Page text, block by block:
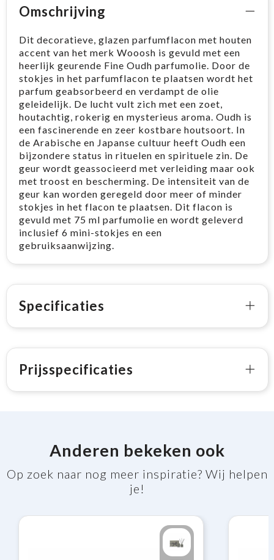
Omschrijving
Dit decoratieve, glazen parfumflacon met houten
accent van het merk Wooosh is gevuld met een
heerlijk geurende Fine Oudh parfumolie. Door de
stokjes in het parfumflacon te plaatsen wordt het
parfum geabsorbeerd en verdampt de olie
geleidelijk. De lucht vult zich met een zoet,
houtachtig, rokerig en mysterieus aroma. Oudh is
een fascinerende en zeer kostbare houtsoort. In
de Arabische en Japanse cultuur heeft Oudh een
bijzondere status in rituelen en spirituele zin. De
geur wordt geassocieerd met verleiding maar ook
met troost en bescherming. De intensiteit van de
geur kan worden geregeld door meer of minder
stokjes in het flacon te plaatsen. Dit flacon is
gevuld met 75 ml parfumolie en wordt geleverd
inclusief 6 mini-stokjes en een
gebruiksaanwijzing.
Specificaties
Prijsspecificaties
Anderen bekeken ook
Op zoek naar nog meer inspiratie? Wij helpen
je!